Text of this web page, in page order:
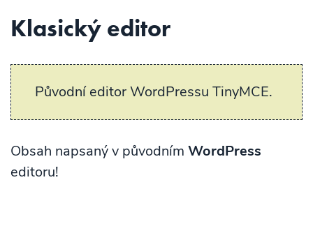
Klasický editor
Původní editor WordPressu TinyMCE.
Obsah napsaný v původním WordPress
editoru!